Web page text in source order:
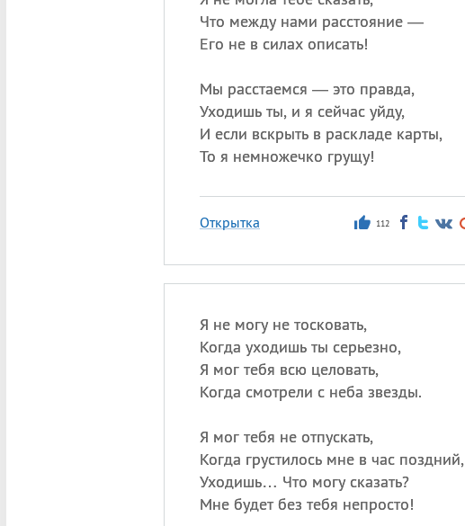
Что между нами расстояние —
Его не в силах описать!
Мы расстаемся — это правда,
Уходишь ты, и я сейчас уйду,
И если вскрыть в раскладе карты,
То я немножечко грущу!
Открытка 112
Я не могу не тосковать,
Когда уходишь ты серьезно,
Я мог тебя всю целовать,
Когда смотрели с неба звезды.
Я мог тебя не отпускать,
Когда грустилось мне в час поздний,
Уходишь… Что могу сказать?
Мне будет без тебя непросто!